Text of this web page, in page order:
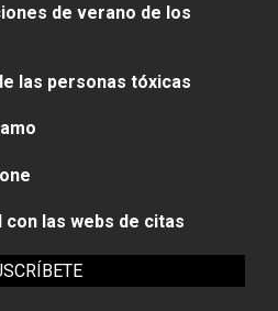
de verano de los
las personas tóxicas
las webs de citas